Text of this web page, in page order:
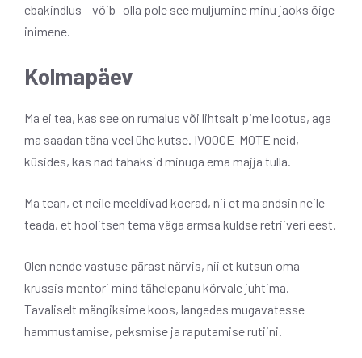
ebakindlus – võib -olla pole see muljumine minu jaoks õige
inimene.
Kolmapäev
Ma ei tea, kas see on rumalus või lihtsalt pime lootus, aga
ma saadan täna veel ühe kutse. IVOOCE-MOTE neid,
küsides, kas nad tahaksid minuga ema majja tulla.
Ma tean, et neile meeldivad koerad, nii et ma andsin neile
teada, et hoolitsen tema väga armsa kuldse retriiveri eest.
Olen nende vastuse pärast närvis, nii et kutsun oma
krussis mentori mind tähelepanu kõrvale juhtima.
Tavaliselt mängiksime koos, langedes mugavatesse
hammustamise, peksmise ja raputamise rutiini.